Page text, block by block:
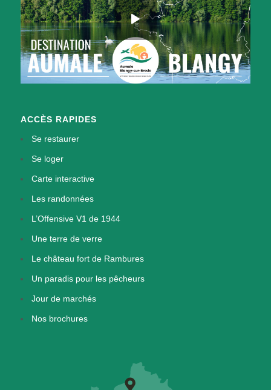
ACCÈS RAPIDES
Se restaurer
Se loger
Carte interactive
Les randonnées
L’Offensive V1 de 1944
Une terre de verre
Le château fort de Rambures
Un paradis pour les pêcheurs
Jour de marchés
Nos brochures